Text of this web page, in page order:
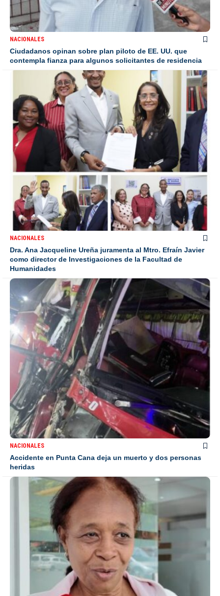
NACIONALES
Ciudadanos opinan sobre plan piloto de EE. UU. que
contempla fianza para algunos solicitantes de residencia
NACIONALES
Dra. Ana Jacqueline Ureña juramenta al Mtro. Efraín Javier
como director de Investigaciones de la Facultad de
Humanidades
NACIONALES
Accidente en Punta Cana deja un muerto y dos personas
heridas